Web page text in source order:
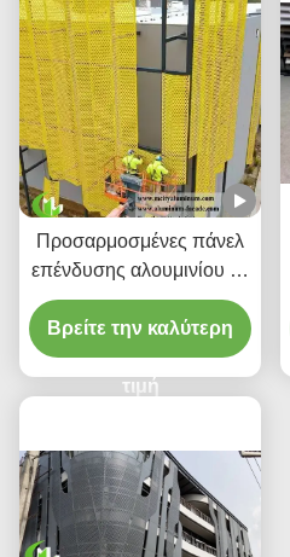
Προσαρμοσμένες πάνελ
επένδυσης αλουμινίου με
διάτρητο CNC με κράμα
3003 H14/H24 και
επίστρωση PVDF για
προσόψεις
Βρείτε την καλύτερη
τιμή